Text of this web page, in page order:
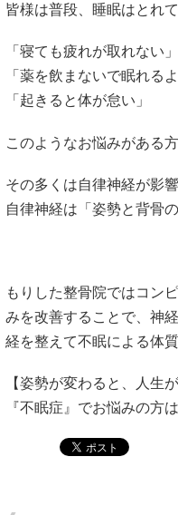
皆様は普段、睡眠はとれ
「寝ても疲れが取れない」
「薬を飲まないで眠れる
「起きると体が怠い」
このようなお悩みがある
その多くは自律神経が影
自律神経は「姿勢と背骨
もりした整骨院ではコン
みを改善することで、神
経を整えて不眠による体
【姿勢が変わると、人生
『不眠症』でお悩みの方